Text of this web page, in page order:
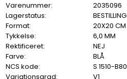
Varenummer:
2035096
Lagerstatus:
Format:
20X20 CM
Tykkelse:
6,0 MM
Rektificeret:
NEJ
Farve:
BLÅ
NCS kode:
S 1510-
Variationsgrad:
V1